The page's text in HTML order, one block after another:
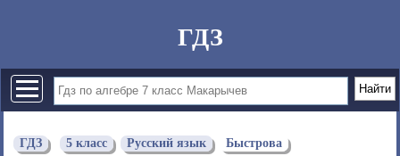
ГДЗ
ГДЗ 5 класс Русский язык Быстрова